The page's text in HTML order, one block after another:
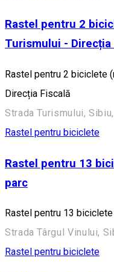
Rastel pentru 2
Turismului - Direcția
Rastel pentru 2 biciclete
Direcția Fiscală
Strada Turismului,
Rastel pentru biciclete
Rastel pentru 13
parc
Rastel pentru 13
Strada Târgul Vinului,
Rastel pentru biciclete